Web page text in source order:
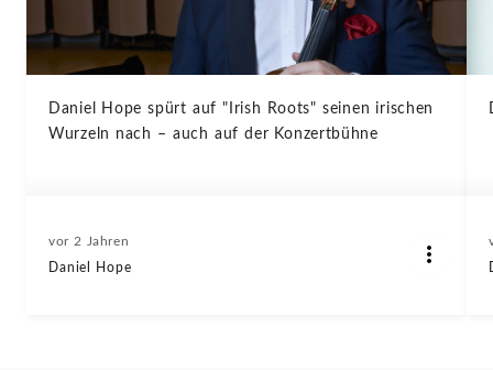
Daniel Hope spürt auf "Irish Roots" seinen irischen
Wurzeln nach – auch auf der Konzertbühne
vor 2 Jahren
Daniel Hope